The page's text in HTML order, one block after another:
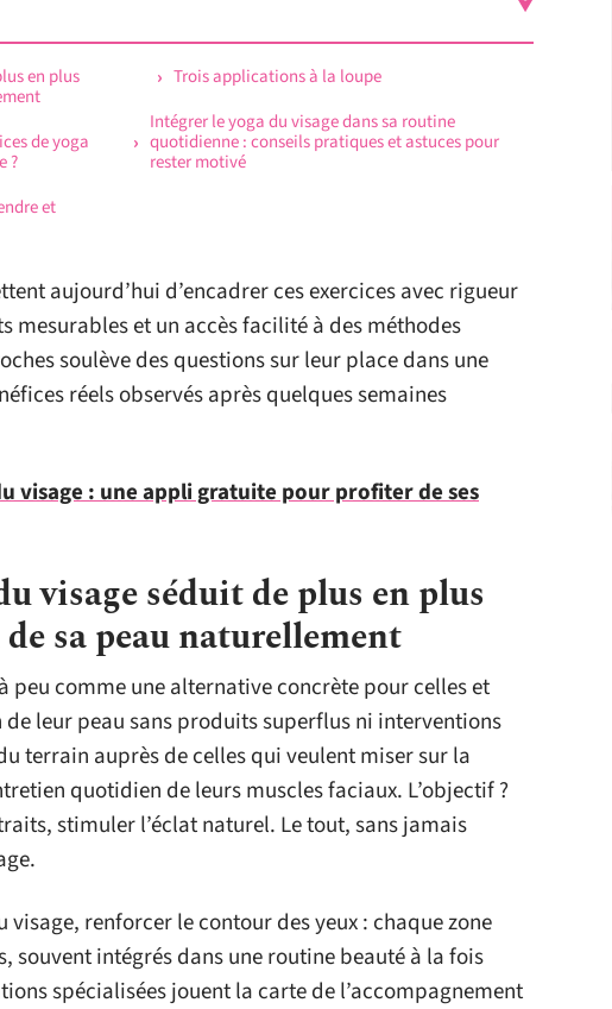
en plus
de yoga
?
et
Trois applications à la loupe
Intégrer le yoga du visage dans sa routine
quotidienne : conseils pratiques et astuces pour
rester motivé
aujourd’hui d’encadrer ces exercices avec rigueur
et un accès facilité à des méthodes
soulève des questions sur leur place dans une
réels observés après quelques semaines
visage : une appli gratuite pour profiter de ses
visage séduit de plus en plus
sa peau naturellement
peu comme une alternative concrète pour celles et
leur peau sans produits superflus ni interventions
terrain auprès de celles qui veulent miser sur la
quotidien de leurs muscles faciaux. L’objectif ?
stimuler l’éclat naturel. Le tout, sans jamais
renforcer le contour des yeux : chaque zone
souvent intégrés dans une routine beauté à la fois
spécialisées jouent la carte de l’accompagnement